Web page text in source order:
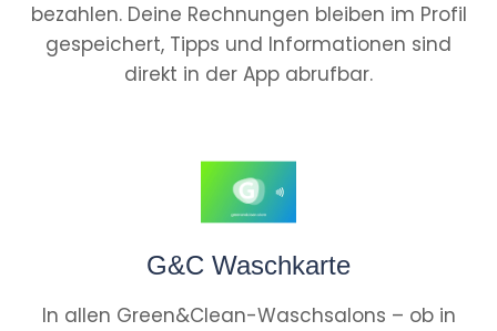
bezahlen. Deine Rechnungen bleiben im Profil
gespeichert, Tipps und Informationen sind
direkt in der App abrufbar.
G&C Waschkarte
In allen Green&Clean-Waschsalons – ob in